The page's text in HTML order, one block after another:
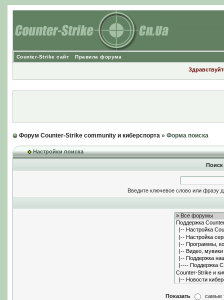
Counter-Strike сайт Правила форума
Форум Counter-Strike community и киберспорта» Форма поиска
Настройки поиска
Введите ключевое слово или фразу
Показать самые